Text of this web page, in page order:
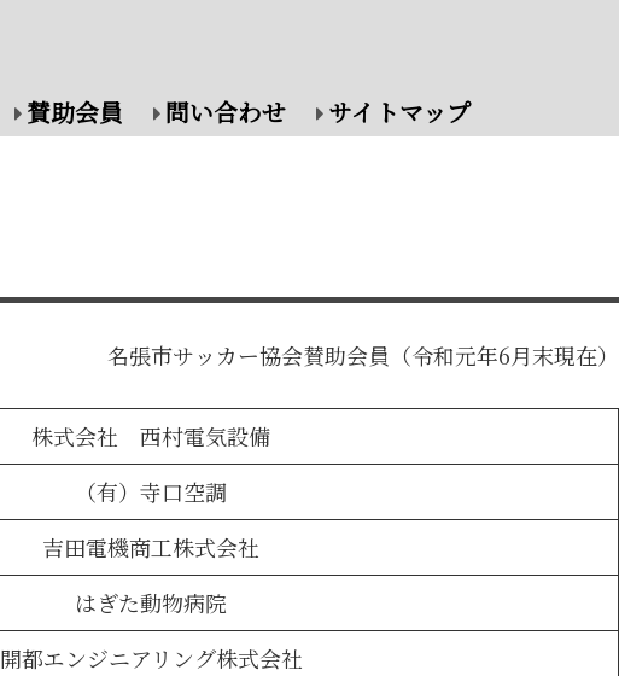
賛助会員 問い合わせ サイトマップ
名張市サッカー協会賛助会員（令和元年6月末現在）
株式会社 西村電気設備
（有）寺口空調
吉田電機商工株式会社
はぎた動物病院
開都エンジニアリング株式会社